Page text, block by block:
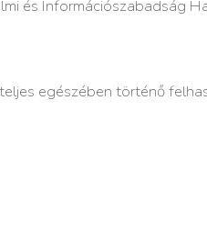
és Információszabadság
egészében történő